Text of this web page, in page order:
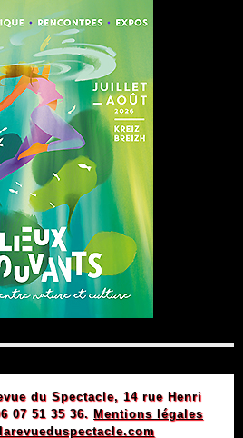
du Spectacle, 14 rue Henri
07 51 35 36. Mentions légales